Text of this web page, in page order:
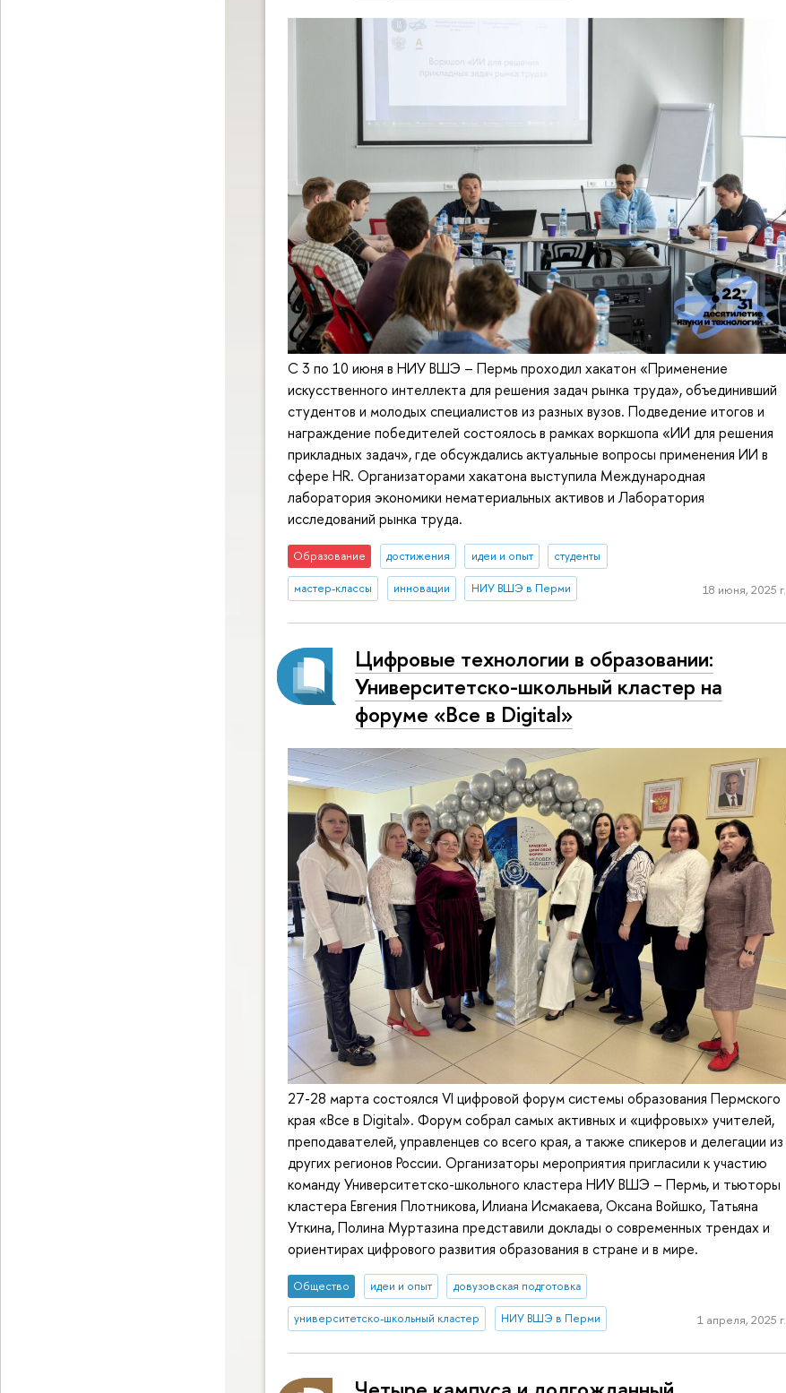
С 3 по 10 июня в НИУ ВШЭ – Пермь проходил хакатон «Применение
искусственного интеллекта для решения задач рынка труда», объединивший
студентов и молодых специалистов из разных вузов. Подведение итогов и
награждение победителей состоялось в рамках воркшопа «ИИ для решения
прикладных задач», где обсуждались актуальные вопросы применения ИИ в
сфере HR. Организаторами хакатона выступила Международная
лаборатория экономики нематериальных активов и Лаборатория
исследований рынка труда.
Образование достижения идеи и опыт студенты
мастер-классы инновации НИУ ВШЭ в Перми 18 июня, 2025 г.
Цифровые технологии в образовании:
Университетско-школьный кластер на
форуме «Все в Digital»
27-28 марта состоялся VI цифровой форум системы образования Пермского
края «Все в Digital». Форум собрал самых активных и «цифровых» учителей,
преподавателей, управленцев со всего края, а также спикеров и делегации из
других регионов России. Организаторы мероприятия пригласили к участию
команду Университетско-школьного кластера НИУ ВШЭ – Пермь, и тьюторы
кластера Евгения Плотникова, Илиана Исмакаева, Оксана Войшко, Татьяна
Уткина, Полина Муртазина представили доклады о современных трендах и
ориентирах цифрового развития образования в стране и в мире.
Общество идеи и опыт довузовская подготовка
университетско-школьный кластер НИУ ВШЭ в Перми 1 апреля, 2025 г.